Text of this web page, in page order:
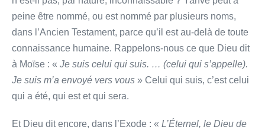
peine être nommé, ou est nommé par plusieurs noms,
dans l’Ancien Testament, parce qu’il est au-delà de toute
connaissance humaine. Rappelons-nous ce que Dieu dit
à Moïse : « Je suis celui qui suis. … (celui qui s’appelle).
Je suis m’a envoyé vers vous » Celui qui suis, c’est celui
qui a été, qui est et qui sera.
Et Dieu dit encore, dans l’Exode : « L’Éternel, le Dieu de